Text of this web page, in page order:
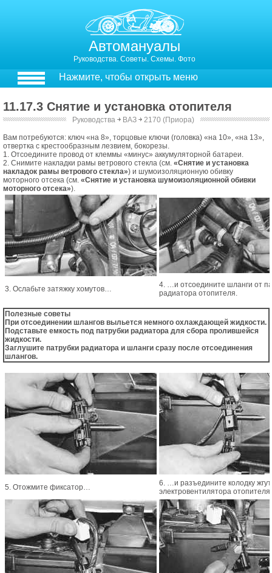
Автомануалы
Руководства. Советы. Схемы. Фото
Нажмите, чтобы открыть меню
11.17.3 Снятие и установка отопителя
Руководства ￫ ВАЗ ￫ 2170 (Приора)
Вам потребуются: ключ «на 8», торцовые ключи (головка) «на 10», «на 13»,
отвертка с крестообразным лезвием, бокорезы.
1. Отсоедините провод от клеммы «минус» аккумуляторной батареи.
2. Снимите накладки рамы ветрового стекла (см. «Снятие и установка
накладок рамы ветрового стекла») и шумоизоляционную обивку
моторного отсека (см. «Снятие и установка шумоизоляционной обивки
моторного отсека»).
3. Ослабьте затяжку хомутов…
4. …и отсоедините шланги от
радиатора отопителя.
Полезные советы
При отсоединении шлангов выльется немного охлаждающей жидкости.
Подставьте емкость под патрубки радиатора для сбора пролившейся
жидкости.
Заглушите патрубки радиатора и шланги сразу после отсоединения
шлангов.
5. Отожмите фиксатор…
6. …и разъедините колодку
электровентилятора отопителя.